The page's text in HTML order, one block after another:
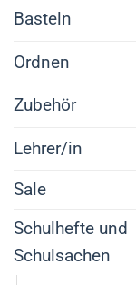
Basteln
Ordnen
Zubehör
Lehrer/in
Sale
Schulhefte und
Schulsachen